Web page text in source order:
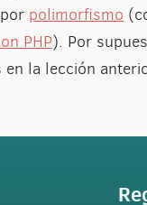
polimorfismo
PHP). Por
la lección